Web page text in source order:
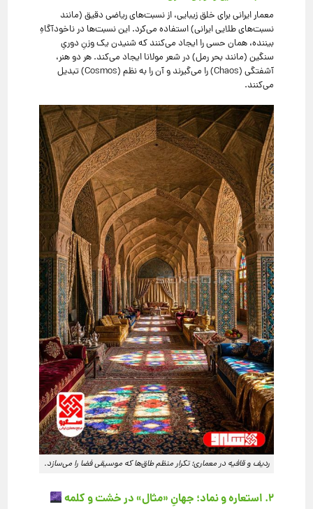
معمار ایرانی برای خلق زیبایی، از نسبت‌های ریاضی دقیق (مانند
نسبت‌های طلایی ایرانی) استفاده می‌کرد. این نسبت‌ها در ناخودآگاهِ
بیننده، همان حسی را ایجاد می‌کنند که شنیدن یک وزنِ دوریِ
سنگین (مانند بحر رمل) در شعر مولانا ایجاد می‌کند. هر دو هنر،
آشفتگی (Chaos) را می‌گیرند و آن را به نظم (Cosmos) تبدیل
می‌کنند.
ردیف و قافیه در معماری؛ تکرار منظم طاق‌ها که موسیقی فضا را می‌سازد.
۲. استعاره و نماد؛ جهانِ «مثال» در خشت و کلمه